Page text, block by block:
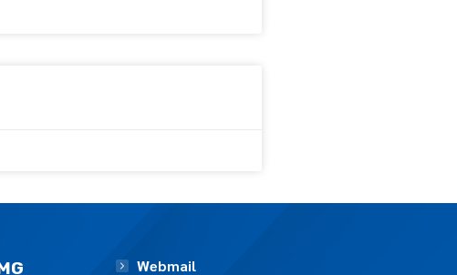
Webmail